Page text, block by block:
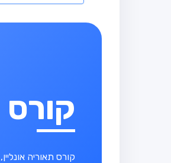
קורס
קורס תאוריה